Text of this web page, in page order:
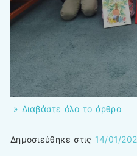
» Διαβάστε όλο το άρθρο
Δημοσιεύθηκε στις 14/01/